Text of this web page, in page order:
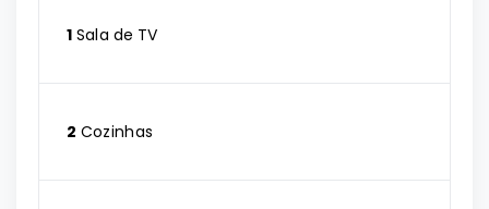
1 Sala de TV
2 Cozinhas